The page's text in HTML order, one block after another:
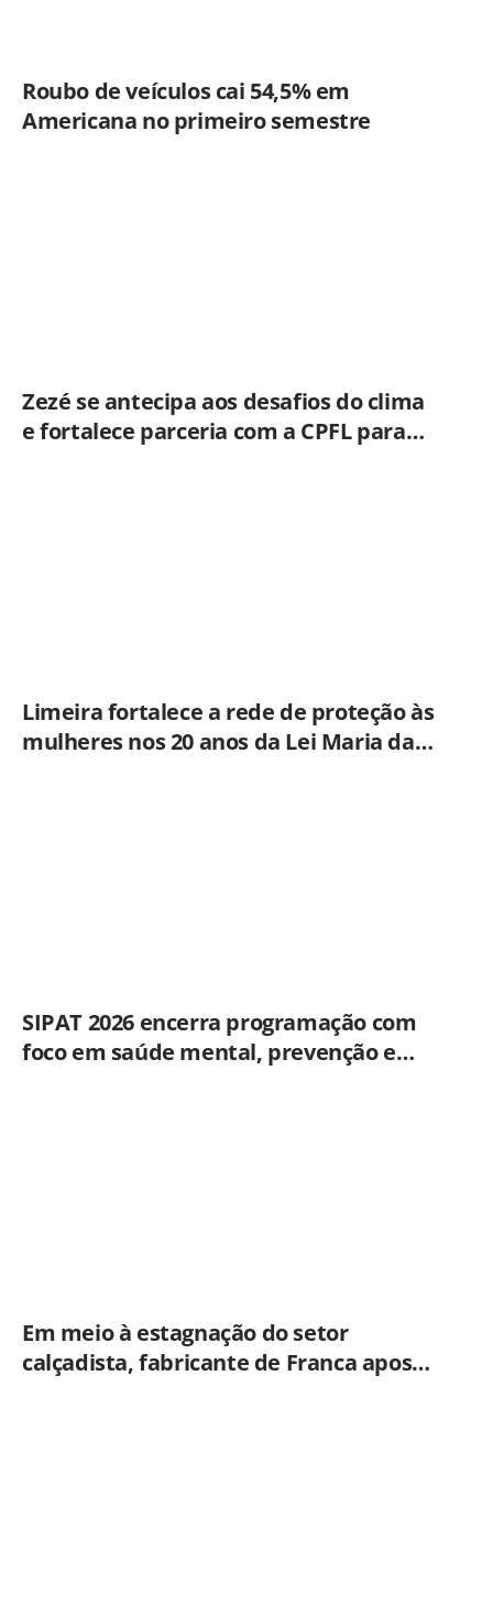
Roubo de veículos cai 54,5% em
Americana no primeiro semestre
Zezé se antecipa aos desafios do clima
e fortalece parceria com a CPFL para
Limeira fortalece a rede de proteção às
mulheres nos 20 anos da Lei Maria da
SIPAT 2026 encerra programação com
foco em saúde mental, prevenção e
Em meio à estagnação do setor
calçadista, fabricante de Franca aposta